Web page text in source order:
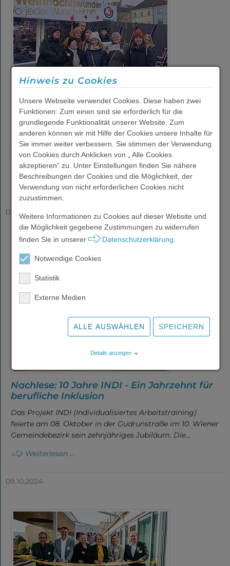
Beratung &
Behandlung
Freizeit
Berufliche
Integration
Wohnen
PSZ
Akademie
Über uns
Aktuelles
Hilfe
Events
Tolles Engagement für das Ö3-
Weihnachtswunder!
Mitarbeiter*innen der PSZ aus dem PSD Wiener Neustadt
und Neunkirchen haben privat die Initiative ergriffen und
Spenden für das Ö3-Weihnachtswunder gesammelt.…
Weiterlesen ...
02.01.2025
Nachlese: 10 Jahre INDI - Ein Jahrzehnt für
berufliche Inklusion
Das Projekt INDI (Individualisiertes Arbeitstraining)
feierte am 08. Oktober in der Gudrunstraße im 10. Wiener
Gemeindebezirk sein zehnjähriges Jubiläum. Die…
Weiterlesen ...
09.10.2024
Hinweis zu Cookies
Unsere Webseite verwendet Cookies. Diese haben zwei
Funktionen: Zum einen sind sie erforderlich für die
grundlegende Funktionalität unserer Website. Zum
anderen können wir mit Hilfe der Cookies unsere Inhalte für
Sie immer weiter verbessern. Sie stimmen der Verwendung
von Cookies durch Anklicken von „ Alle Cookies
akzeptieren“ zu. Unter Einstellungen finden Sie nähere
Beschreibungen der Cookies und die Möglichkeit, der
Verwendung von nicht erforderlichen Cookies nicht
zuzustimmen.
Weitere Informationen zu Cookies auf dieser Website und
die Möglichkeit gegebene Zustimmungen zu widerrufen
finden Sie in unserer
Datenschutzerklärung
Notwendige Cookies
Statistik
Externe Medien
ALLE AUSWÄHLEN SPEICHERN
Details anzeigen
Impressum|Datenschutz